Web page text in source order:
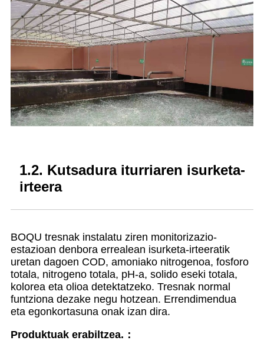
1.2. Kutsadura iturriaren isurketa-
irteera
BOQU tresnak instalatu ziren monitorizazio-
estazioan denbora errealean isurketa-irteeratik
uretan dagoen COD, amoniako nitrogenoa, fosforo
totala, nitrogeno totala, pH-a, solido eseki totala,
kolorea eta olioa detektatzeko. Tresnak normal
funtziona dezake negu hotzean. Errendimendua
eta egonkortasuna onak izan dira.
Produktuak erabiltzea. ：